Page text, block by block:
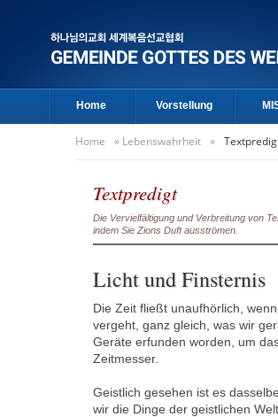
Home Vorstellung
Home » Lebenswahrheit »
Textpredigt
Die Vervielfältigung und Verbreitung von
indem Sie Zions Duft ausströmen.
Licht und Finsternis
Die Zeit fließt unaufhörlich,
vergeht, ganz gleich, was wir
Geräte erfunden worden, um
Zeitmesser.
Geistlich gesehen ist es
wir die Dinge der geistlichen